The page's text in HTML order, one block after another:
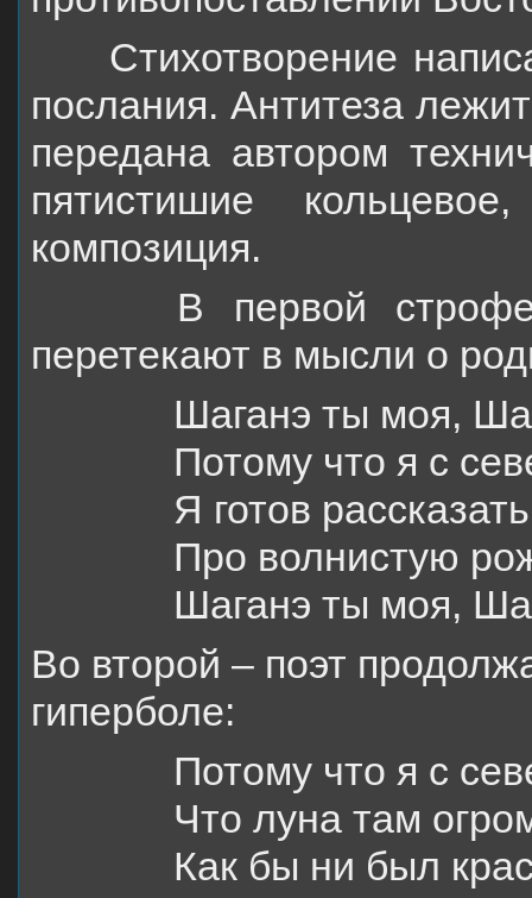
Стихотворение
послания. Антитеза
передана автором
пятистишие
композиция.
В первой строфе
перетекают в мысли о
Шаганэ ты моя,
Потому что я с
Я готов
Про волнистую
Шаганэ ты моя,
Во второй – поэт
гиперболе:
Потому что я с
Что луна там
Как бы ни был